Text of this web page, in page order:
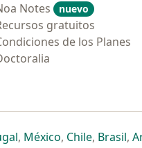
Notes
nuevo
gratuitos
de los Planes
nueva pestaña
en una nueva pestaña
se abre en una nueva
, Méxicose abre en una
, Chilese abre
, Brasilse
,